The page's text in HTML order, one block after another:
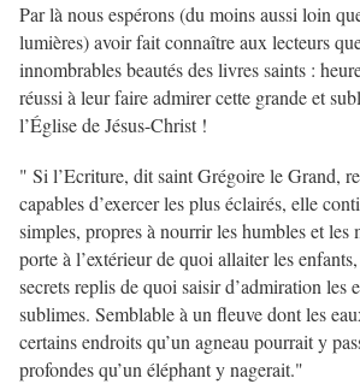
Par là nous espérons (du moins aussi loin
lumières) avoir fait connaître aux lecteurs
innombrables beautés des livres saints :
réussi à leur faire admirer cette grande et
l’Église de Jésus-Christ !
" Si l’Ecriture, dit saint Grégoire le Grand,
capables d’exercer les plus éclairés, elle
simples, propres à nourrir les humbles et les
porte à l’extérieur de quoi allaiter les
secrets replis de quoi saisir d’admiration les
sublimes. Semblable à un fleuve dont les
certains endroits qu’un agneau pourrait y
profondes qu’un éléphant y nagerait."